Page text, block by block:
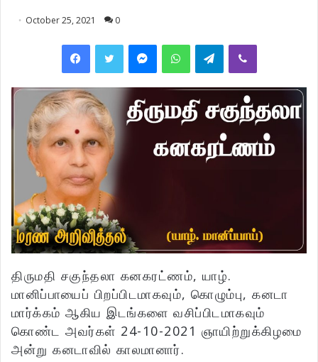
October 25, 2021 0
FacebookTwitter MessengerWhatsAppTelegramViber
திருமதி சகுந்தலா கனகரட்ணம், யாழ்.
மானிப்பாயைப் பிறப்பிடமாகவும், கொழும்பு, கனடா
மார்க்கம் ஆகிய இடங்களை வசிப்பிடமாகவும்
கொண்ட அவர்கள் 24-10-2021 ஞாயிற்றுக்கிழமை
அன்று கனடாவில் காலமானார்.